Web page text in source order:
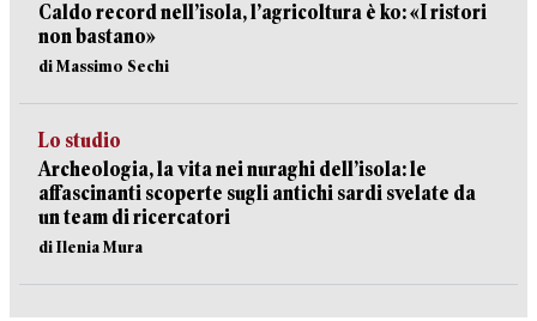
Caldo record nell’isola, l’agricoltura è ko: «I ristori
non bastano»
di Massimo Sechi
Lo studio
Archeologia, la vita nei nuraghi dell’isola: le
affascinanti scoperte sugli antichi sardi svelate da
un team di ricercatori
di Ilenia Mura